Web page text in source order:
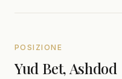
POSIZIONE
Yud Bet, Ashdod